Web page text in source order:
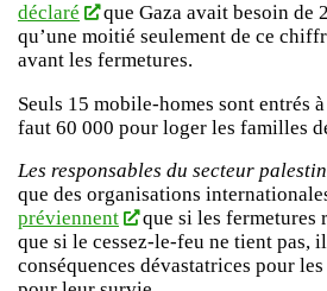
déclaré
que Gaza avait besoin de
qu’une moitié seulement de ce
avant les fermetures.
Seuls 15 mobile-homes sont entrés
faut 60 000 pour loger les familles
Les responsables du secteur
que des organisations
préviennent
que si les fermetures
que si le cessez-le-feu ne tient pas,
conséquences dévastatrices pour